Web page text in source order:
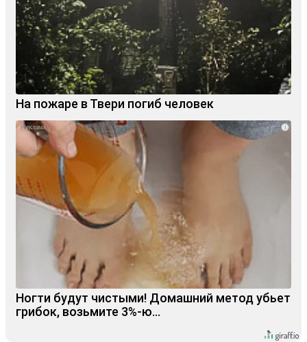
На пожаре в Твери погиб человек
i
Ногти будут чистыми! Домашний метод убьет
грибок, возьмите 3%-ю…